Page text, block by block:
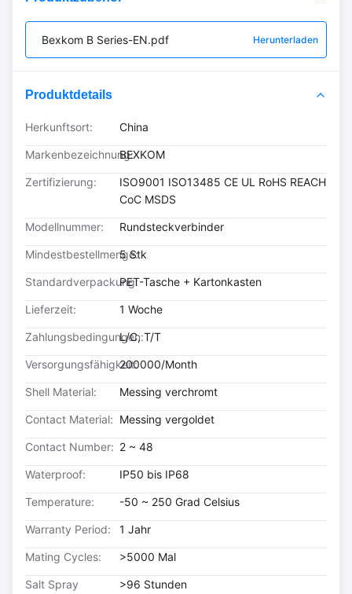
Bexkom B Series-EN.pdf Herunterladen
Produktdetails
Herkunftsort: China
Markenbezeichnung:BEXKOM
Zertifizierung:
ISO9001 ISO13485 CE UL RoHS REACH
CoC MSDS
Modellnummer: Rundsteckverbinder
Mindestbestellmenge:
5 Stk
Standardverpackung:PET-Tasche + Kartonkasten
Lieferzeit: 1 Woche
Zahlungsbedingungen:
L/C, T/T
Versorgungsfähigkeit:200000/Month
Shell Material: Messing verchromt
Contact Material: Messing vergoldet
Contact Number: 2 ~ 48
Waterproof: IP50 bis IP68
Temperature: -50 ~ 250 Grad Celsius
Warranty Period: 1 Jahr
Mating Cycles: >5000 Mal
Salt Spray
>96 Stunden